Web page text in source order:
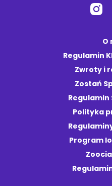
O
Regulamin
Zwroty i
Zostań
Regulamin
Polityka
Program